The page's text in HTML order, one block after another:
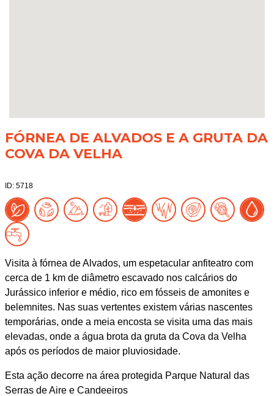
FÓRNEA DE ALVADOS E A GRUTA DA
COVA DA VELHA
ID: 5718
Visita à fórnea de Alvados, um espetacular anfiteatro com
cerca de 1 km de diâmetro escavado nos calcários do
Jurássico inferior e médio, rico em fósseis de amonites e
belemnites. Nas suas vertentes existem várias nascentes
temporárias, onde a meia encosta se visita uma das mais
elevadas, onde a água brota da gruta da Cova da Velha
após os períodos de maior pluviosidade.
Esta ação decorre na área protegida Parque Natural das
Serras de Aire e Candeeiros